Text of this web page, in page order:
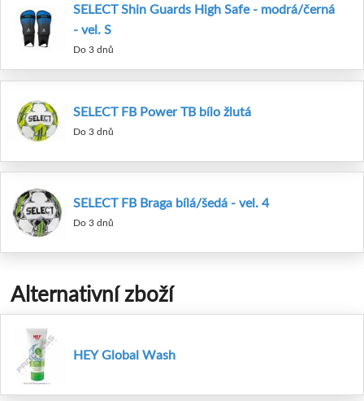
SELECT Shin Guards High Safe - modrá/černá
- vel. S
Do 3 dnů
SELECT FB Power TB bílo žlutá
Do 3 dnů
SELECT FB Braga bílá/šedá - vel. 4
Do 3 dnů
Alternativní zboží
HEY Global Wash